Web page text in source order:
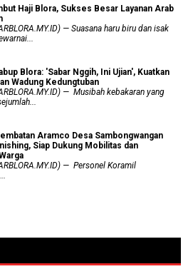
Haji Blora, Sukses Besar Layanan Arab
— Suasana haru biru dan isak
Blora: ​'Sabar Nggih, Ini Ujian', Kuatkan
Wadung Kedungtuban
— Musibah kebakaran yang
Aramco Desa Sambongwangan
Siap Dukung Mobilitas dan
— Personel Koramil